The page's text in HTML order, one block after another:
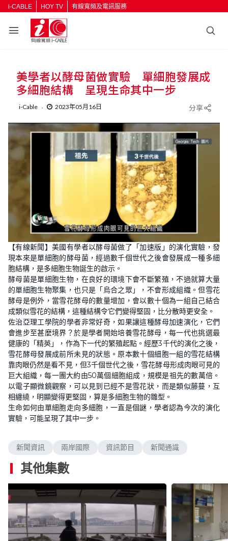
i-CABLE HOY TV 有線寬頻及電訊服務
美學者以酵母菌做實驗 單細胞發展成
多細胞結構 呈現生命其中一步
i-Cable 2023年05月16日 分享
【有線新聞】美國有學者以酵母菌做了「加速版」的演化實驗，發
現本來是單細胞的酵母菌，經過數千個世代之後會發展成一種多細
胞結構，是多細胞生物誕生的啟示。
酵母菌是單細胞生物，在良好的環境下會不斷繁殖，不過就算大量
的單細胞生物聚集，也只是「烏合之眾」，不會形成組織。但雪花
酵母是例外，當雪花酵母的數量增加，會以數十個為一組自己結合
成類似雪花的結構，這種結構令它們變得堅固，比分散時更安全。
佐治亞理工學院的學者非常好奇，如果讓這種酵母加速演化，它們
會進步至甚麼境界？於是學者開始培養雪花酵母，每一代也挑選最
健康的「精英」，作為下一代的繁殖起點。經歷3千代的演化之後，
雪花酵母發展成前所未見的狀態。原本數十個細胞一組的雪花結構
靠肉眼仍然是看不見，但3千個世代之後，雪花酵母形成肉眼可見的
巨大組織，每一團大約由50萬個細胞組成，規模是祖先的數萬倍。
以電子顯微鏡觀察，可以見到已經不是雪花狀，而是類似藤蔓，互
相纏繞，明顯變得更堅固，算是多細胞生物的雛型。
生命如何由單細胞走向多細胞，一直是個謎，學者認為今次的演化
實驗，可能呈現了其中一步。
新聞資訊 兩岸國際 資訊節目 新聞通識
其他集數